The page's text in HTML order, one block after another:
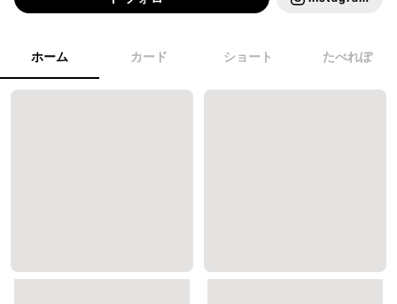
ホーム カード ショート たべれぽ